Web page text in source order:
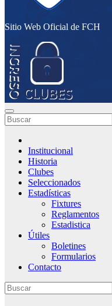
Sitio Web Oficial de FCH
Institucional
Historia
Clubes
Seleccionados
Estadísticas
Fixtures
Reglamentos
Estadistica
Útiles
Boletines
Formularios
Contacto